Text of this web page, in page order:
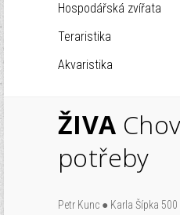
Hospodářská zvířata
Teraristika
Akvaristika
ŽIVA
potřeby
Petr Kunc ● Karla Šípka